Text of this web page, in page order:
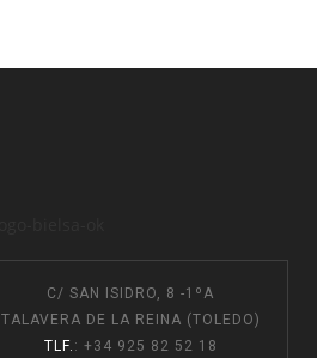
C/ SAN ISIDRO, 8 -1ºA
TALAVERA DE LA REINA (TOLEDO)
TLF. : +34 925 82 52 18